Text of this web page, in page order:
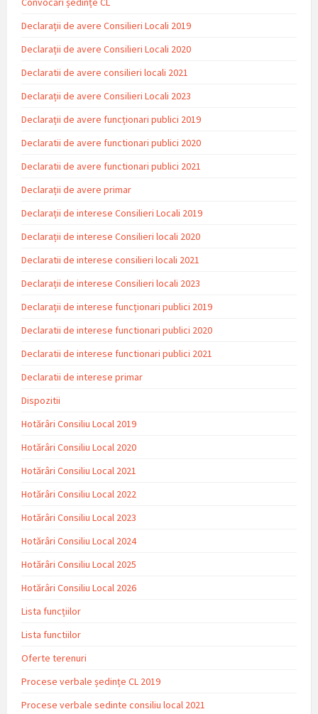
Declarații de avere Consilieri Locali 2019
Declarații de avere Consilieri Locali 2020
Declaratii de avere consilieri locali 2021
Declarații de avere Consilieri Locali 2023
Declarații de avere funcționari publici 2019
Declaratii de avere functionari publici 2020
Declaratii de avere functionari publici 2021
Declarații de avere primar
Declarații de interese Consilieri Locali 2019
Declarații de interese Consilieri locali 2020
Declaratii de interese consilieri locali 2021
Declarații de interese Consilieri locali 2023
Declarații de interese funcționari publici 2019
Declaratii de interese functionari publici 2020
Declaratii de interese functionari publici 2021
Declaratii de interese primar
Dispozitii
Hotărâri Consiliu Local 2019
Hotărâri Consiliu Local 2020
Hotărâri Consiliu Local 2021
Hotărâri Consiliu Local 2022
Hotărâri Consiliu Local 2023
Hotărâri Consiliu Local 2024
Hotărâri Consiliu Local 2025
Hotărâri Consiliu Local 2026
Lista funcțiilor
Lista functiilor
Oferte terenuri
Procese verbale ședințe CL 2019
Procese verbale sedinte consiliu local 2021